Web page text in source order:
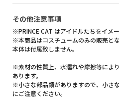
その他注意事項
※PRINCE CAT はアイドルたちをイメ
※本商品はコスチュームのみの販売と
本体は付属致しません。
※素材の性質上、水濡れや摩擦等によ
あります。
※小さな部品類がありますので、小さ
にご注意ください。